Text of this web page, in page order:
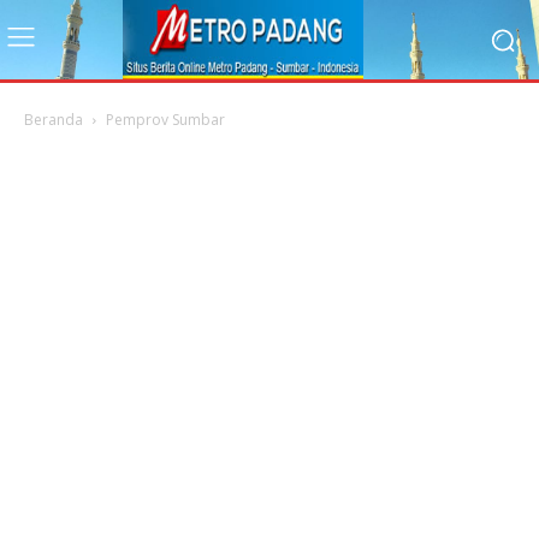
Beranda Pemprov Sumbar